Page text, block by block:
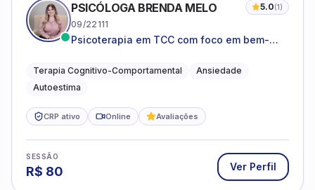
PSICÓLOGA BRENDA MELO 5.0(1)
09/22111
Psicoterapia em TCC com foco em bem-
o cotidiano
Terapia Cognitivo-Comportamental
Ansiedade
Autoestima
CRP ativo Online Avaliações
SESSÃO
R$ 80 Ver Perfil